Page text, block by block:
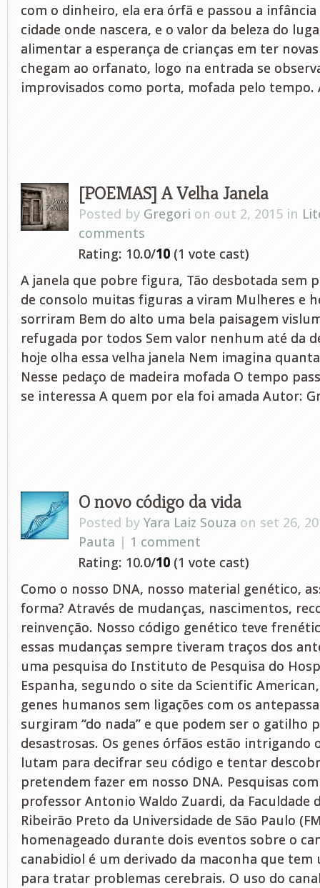
com o dinheiro, ela era órfã e passou a
cidade onde nascera, e o valor da beleza do
alimentar a esperança de crianças em ter
chegam ao orfanato, logo na entrada se
improvisados como porta, mofada pelo
[POEMAS] A Velha Janela
Posted by Gregori on out 2, 2015 in
comments
Rating: 10.0/10 (1 vote cast)
A janela que pobre figura, Tão desbotada sem
de consolo muitas figuras a viram Mulheres e
sorriram Bem do alto uma bela paisagem
refugada por todos Sem valor nenhum até da
hoje olha essa velha janela Nem imagina
Nesse pedaço de madeira mofada O tempo
se interessa A quem por ela foi amada Autor:
O novo código da vida
Posted by Yara Laiz Souza on set 26,
Pauta | 1 comment
Rating: 10.0/10 (1 vote cast)
Como o nosso DNA, nosso material genético,
forma? Através de mudanças, nascimentos,
reinvenção. Nosso código genético teve
essas mudanças sempre tiveram traços dos
uma pesquisa do Instituto de Pesquisa do
Espanha, segundo o site da Scientific
genes humanos sem ligações com os
surgiram “do nada” e que podem ser o gatilho
desastrosas. Os genes órfãos estão intrigando
lutam para decifrar seu código e tentar
pretendem fazer em nosso DNA. Pesquisas
professor Antonio Waldo Zuardi, da Faculdade
Ribeirão Preto da Universidade de São Paulo
homenageado durante dois eventos sobre o
canabidiol é um derivado da maconha que
para tratar problemas cerebrais. O uso do